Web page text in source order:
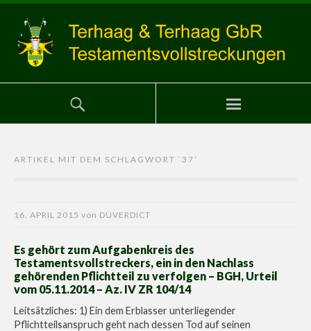
ARTIKEL MIT DEM SCHLAGWORT ‘ 37 ’
16. APRIL 2015 von DÜVERDICT
Es gehört zum Aufgabenkreis des
Testamentsvollstreckers, ein in den Nachlass
gehörenden Pflichtteil zu verfolgen – BGH, Urteil
vom 05.11.2014 – Az. IV ZR 104/14
Leitsätzliches: 1) Ein dem Erblasser unterliegender
Pflichtteilsanspruch geht nach dessen Tod auf seinen